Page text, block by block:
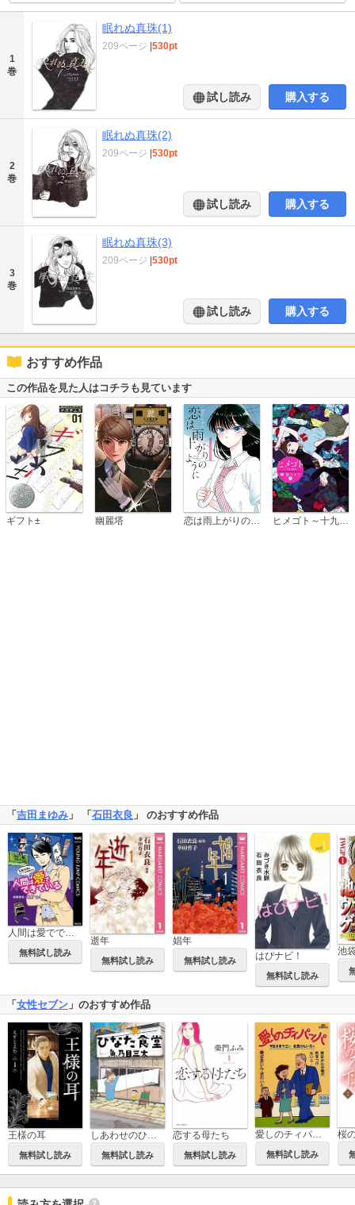
1
巻
眠れぬ真珠(1)
209ページ 530pt
試し読み 購入する
2
巻
眠れぬ真珠(2)
209ページ 530pt
試し読み 購入する
3
巻
眠れぬ真珠(3)
209ページ 530pt
試し読み 購入する
おすすめ作品
この作品を見た人はコチラも見ています
ギフト± 幽麗塔 ヒメゴト～十九歳の制服～
「 吉田まゆみ 」 「 石田衣良 」 のおすすめ作品
人間は愛でできている 石田衣良のスナック恋愛相談対決
無料試し読み
逝年
無料試し読み
娼年
無料試し読み はぴナビ！
無料試し読み
「女性セブン 」のおすすめ作品
王様の耳
無料試し読み
しあわせのひなた食堂
無料試し読み
恋する母たち
無料試し読み
愛しのチィパッパ
無料試し読み
桜